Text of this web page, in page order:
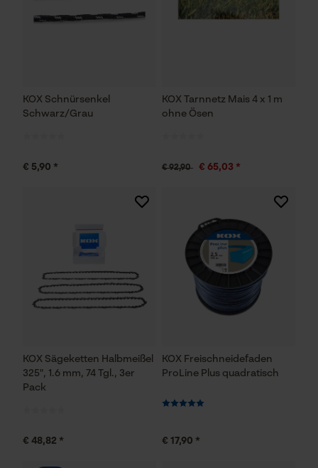
KOX Schnürsenkel
Schwarz/Grau
€ 5,90 *
KOX Tarnnetz Mais 4 x 1 m
ohne Ösen
€ 92,90 € 65,03 *
KOX Sägeketten Halbmeißel
325", 1.6 mm, 74 Tgl., 3er
Pack
€ 48,82 *
KOX Freischneidefaden
ProLine Plus quadratisch
€ 17,90 *